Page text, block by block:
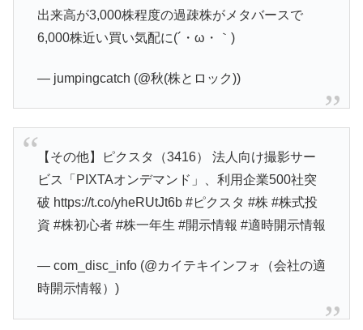
出来高が3,000株程度の過疎株がメタバースで
6,000株近い買い気配に(´・ω・｀)
— jumpingcatch (@秋(株とロック))
【その他】ピクスタ（3416） 法人向け撮影サー
ビス「PIXTAオンデマンド」、利用企業500社突
破 https://t.co/yheRUtJt6b #ピクスタ #株 #株式投
資 #株初心者 #株一年生 #開示情報 #適時開示情報
— com_disc_info (@カイテキインフォ（会社の適
時開示情報）)